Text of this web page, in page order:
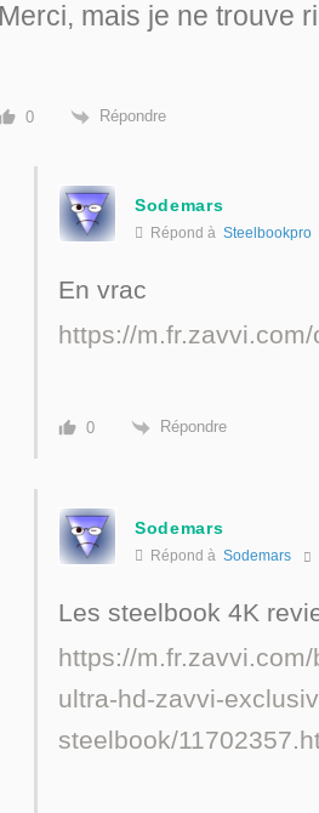
Merci, mais je ne trouve
0 Répondre
Sodemars
Répond à Steelbookpro
En vrac
https://
0 Répondre
Sodemars
Répond à Sodemars
Les steelbook 4K
https://
ultra-hd-zavvi-
steelbook/